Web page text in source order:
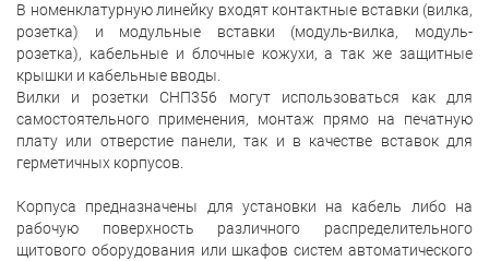
В номенклатурную линейку входят контактные вставки (вилка,
розетка) и модульные вставки (модуль-вилка, модуль-
розетка), кабельные и блочные кожухи, а так же защитные
крышки и кабельные вводы.
Вилки и розетки СНП356 могут использоваться как для
самостоятельного применения, монтаж прямо на печатную
плату или отверстие панели, так и в качестве вставок для
герметичных корпусов.
Корпуса предназначены для установки на кабель либо на
рабочую поверхность различного распределительного
щитового оборудования или шкафов систем автоматического